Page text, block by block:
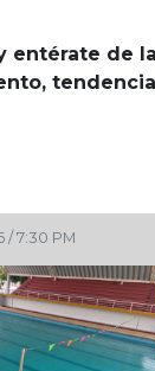
entérate de
/ 7:30 PM